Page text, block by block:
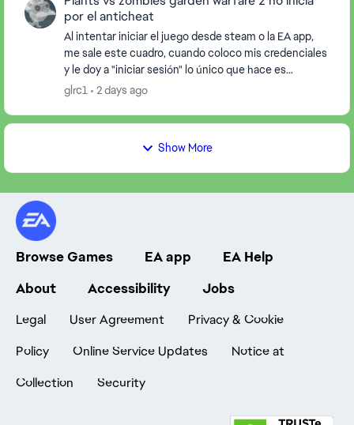
por el anticheat
Al intentar iniciar el juego desde steam o la EA app,
me sale este cuadro, cuando coloco mis credenciales
y le doy a "iniciar sesión" lo único que hace es
cerrarme el juego y abrirme una ventana en l...
glrc1 2 days ago
Show More
Browse Games EA app
EA Help
About
Accessibility Jobs
Legal User Agreement
Privacy & Cookie
Policy
Online Service Updates
Notice at
Collection
Security